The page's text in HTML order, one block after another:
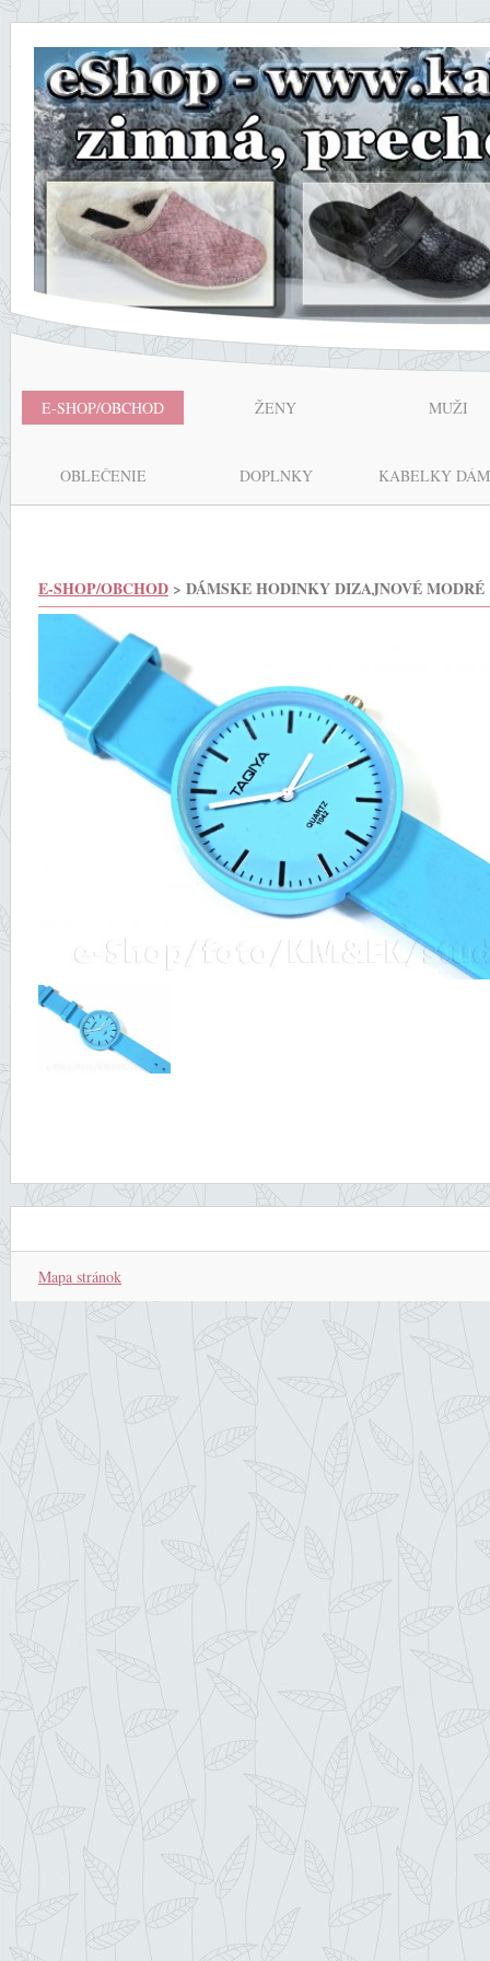
E-SHOP/OBCHOD ŽENY MUŽI
OBLEČENIE DOPLNKY KABELKY
E-SHOP/OBCHOD > DÁMSKE HODINKY DIZAJNOVÉ MODRÉ
Mapa stránok